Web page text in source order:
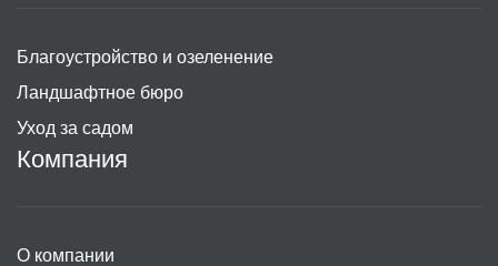
Благоустройство и озеленение
Ландшафтное бюро
Уход за садом
Компания
О компании